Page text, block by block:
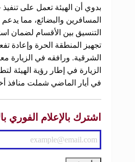
بدوي أن الهيئة تعمل على
المسافرين والبضائع، مما
التنسيق بين الأقسام لضمان
تجهيز المنطقة الحرة وإعادة
الشرقية. ورافقه في الزيارة
الزيارة في إطار رؤية الهيئة
في أيار الماضي شملت منافذ
اشترك بالإعلام الفوري